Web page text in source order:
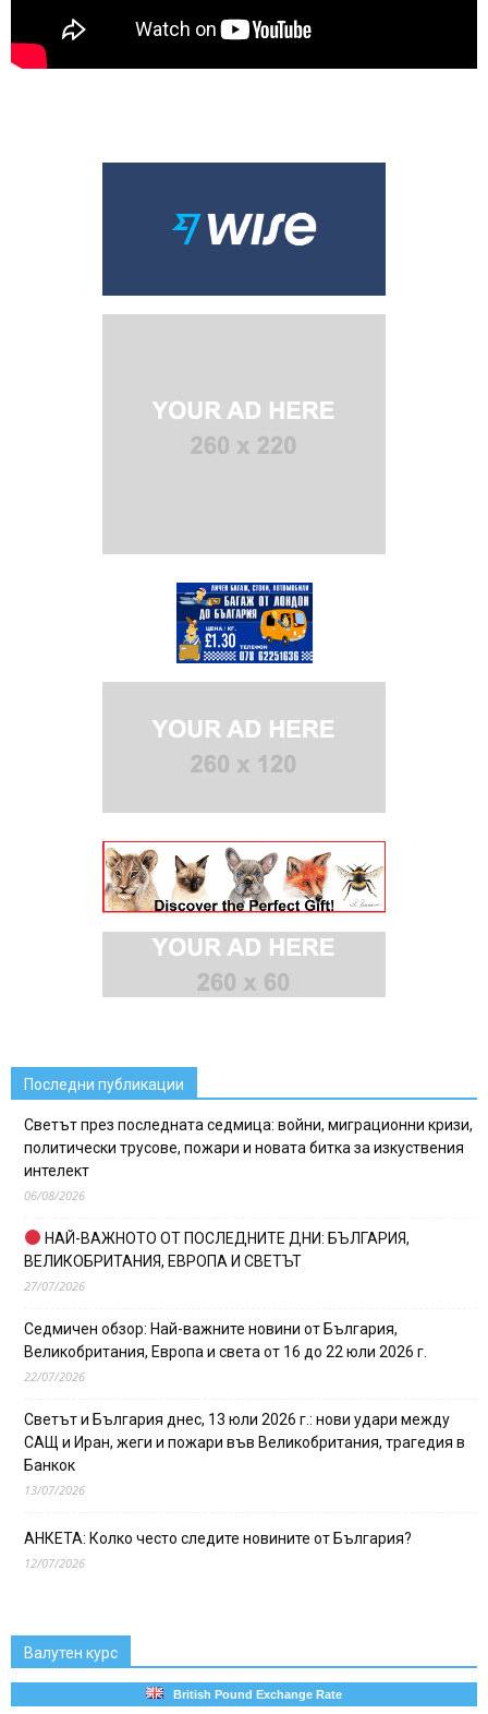
Последни публикации
Светът през последната седмица: войни, миграционни кризи,
политически трусове, пожари и новата битка за изкуствения
интелект
06/08/2026
НАЙ-ВАЖНОТО ОТ ПОСЛЕДНИТЕ ДНИ: БЪЛГАРИЯ,
ВЕЛИКОБРИТАНИЯ, ЕВРОПА И СВЕТЪТ
27/07/2026
Седмичен обзор: Най-важните новини от България,
Великобритания, Европа и света от 16 до 22 юли 2026 г.
22/07/2026
Светът и България днес, 13 юли 2026 г.: нови удари между
САЩ и Иран, жеги и пожари във Великобритания, трагедия в
Банкок
13/07/2026
АНКЕТА: Колко често следите новините от България?
12/07/2026
Валутен курс
British Pound Exchange Rate